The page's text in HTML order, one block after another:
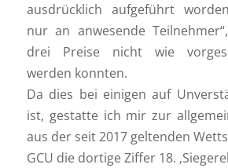
ausdrücklich aufgeführt
nur an anwesende
drei Preise nicht wie
werden konnten.
Da dies bei einigen auf
ist, gestatte ich mir zur
aus der seit 2017 geltenden
GCU die dortige Ziffer 18.